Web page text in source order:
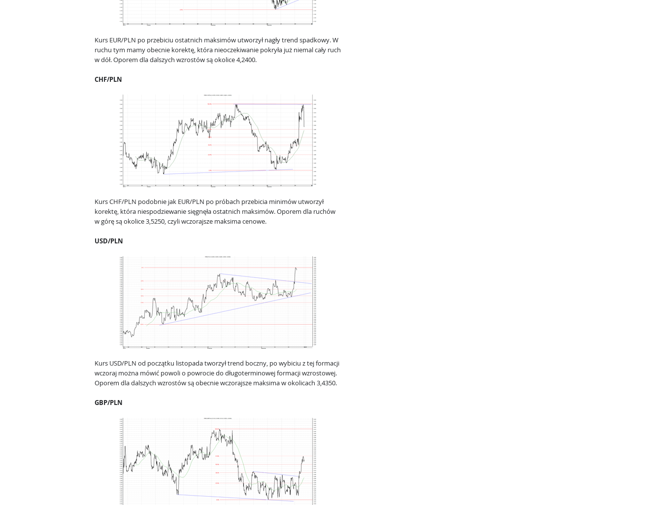
Kurs EUR/PLN po przebiciu ostatnich maksimów utworzył nagły trend spadkowy. W
ruchu tym mamy obecnie korektę, która nieoczekiwanie pokryła już niemal cały ruch
w dół. Oporem dla dalszych wzrostów są okolice 4,2400.
CHF/PLN
Kurs CHF/PLN podobnie jak EUR/PLN po próbach przebicia minimów utworzył
korektę, która niespodziewanie sięgnęła ostatnich maksimów. Oporem dla ruchów
w górę są okolice 3,5250, czyli wczorajsze maksima cenowe.
USD/PLN
Kurs USD/PLN od początku listopada tworzył trend boczny, po wybiciu z tej formacji
wczoraj można mówić powoli o powrocie do długoterminowej formacji wzrostowej.
Oporem dla dalszych wzrostów są obecnie wczorajsze maksima w okolicach 3,4350.
GBP/PLN